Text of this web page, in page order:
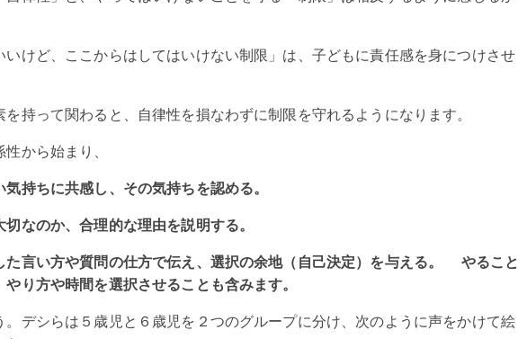
いけど、ここからはしてはいけない制限」は、子どもに責任感を身につけさせ
を持って関わると、自律性を損なわずに制限を守れるようになります。
から始まり、
持ちに共感し、その気持ちを認める。
なのか、合理的な理由を説明する。
言い方や質問の仕方で伝え、選択の余地（自己決定）を与える。 やること
り方や時間を選択させることも含みます。
。デシらは５歳児と６歳児を２つのグループに分け、次のように声をかけて絵